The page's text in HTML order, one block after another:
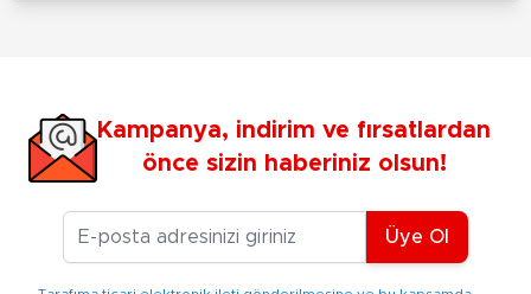
Kampanya, indirim ve fırsatlardan
önce sizin haberiniz olsun!
E-posta Adresiniz
Üye Ol